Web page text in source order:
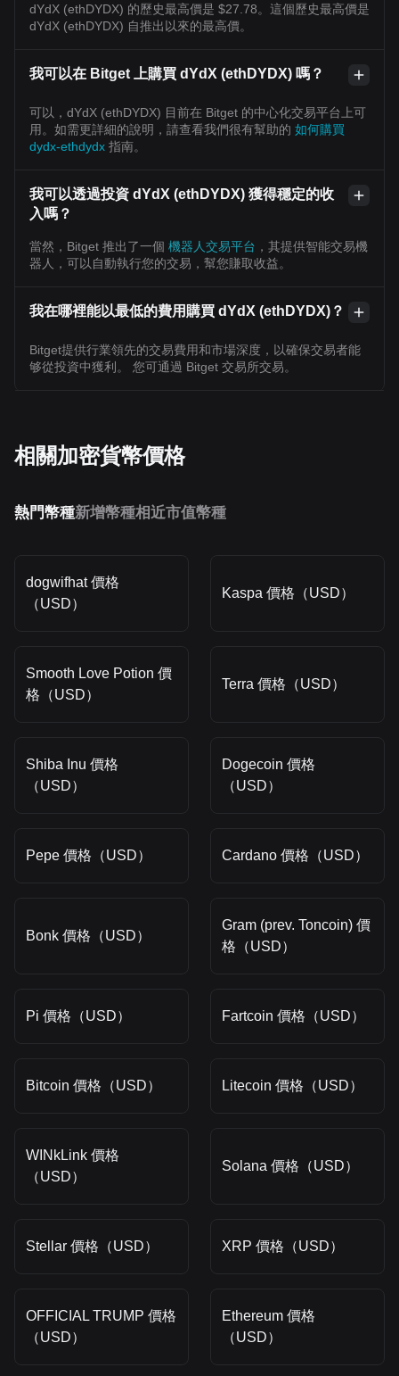
dYdX (ethDYDX) 的歷史最高價是 $27.78。這個歷史最高價是
dYdX (ethDYDX) 自推出以來的最高價。
我可以在 Bitget 上購買 dYdX (ethDYDX) 嗎？
可以，dYdX (ethDYDX) 目前在 Bitget 的中心化交易平台上可
用。如需更詳細的說明，請查看我們很有幫助的 如何購買
dydx-ethdydx 指南。
我可以透過投資 dYdX (ethDYDX) 獲得穩定的收
入嗎？
當然，Bitget 推出了一個 機器人交易平台 ，其提供智能交易機
器人，可以自動執行您的交易，幫您賺取收益。
我在哪裡能以最低的費用購買 dYdX (ethDYDX)？
Bitget提供行業領先的交易費用和市場深度，以確保交易者能
够從投資中獲利。 您可通過 Bitget 交易所交易。
相關加密貨幣價格
熱門幣種新增幣種相近市值幣種
dogwifhat 價格
（USD）
Kaspa 價格（USD）
Smooth Love Potion 價
格（USD）
Terra 價格（USD）
Shiba Inu 價格
（USD）
Dogecoin 價格
（USD）
Pepe 價格（USD） Cardano 價格（USD）
Bonk 價格（USD）
Gram (prev. Toncoin) 價
格（USD）
Pi 價格（USD） Fartcoin 價格（USD）
Bitcoin 價格（USD） Litecoin 價格（USD）
WINkLink 價格
（USD）
Solana 價格（USD）
Stellar 價格（USD） XRP 價格（USD）
OFFICIAL TRUMP 價格
（USD）
Ethereum 價格
（USD）